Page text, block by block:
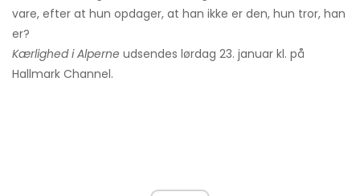
vare, efter at hun opdager, at han ikke er den, hun tror, ​​han
er?
Kærlighed i Alperne udsendes lørdag 23. januar kl. på
Hallmark Channel.